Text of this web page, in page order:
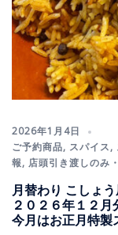
2026年1月4日
ご予約商品, スパイス,
報, 店頭引き渡しのみ
月替わり こしょ
２０２６年１２月
今月はお正月特製